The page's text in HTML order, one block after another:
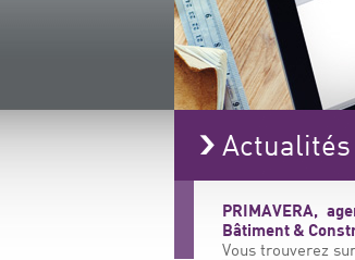
Actualités
PRIMAVERA,
Bâtiment &
Vous trouverez